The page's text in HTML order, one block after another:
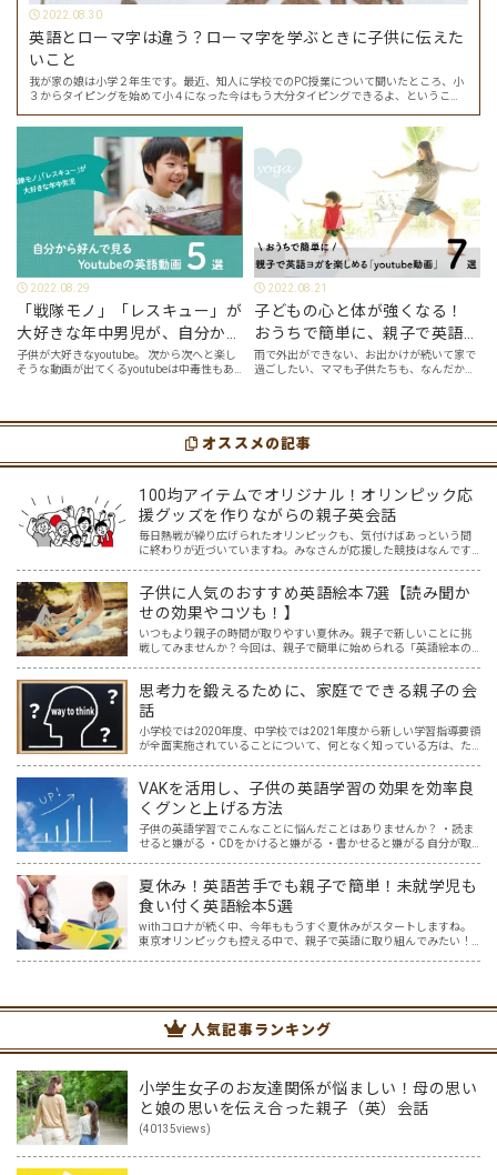
2022.08.30
英語とローマ字は違う？ローマ字を学ぶときに子供に伝えた
いこと
我が家の娘は小学２年生です。最近、知人に学校でのPC授業について聞いたところ、小
３からタイピングを始めて小４になった今はもう大分タイピングできるよ、ということ
で…
2022.08.29
「戦隊モノ」「レスキュー」が
大好きな年中男児が、自分から
好んで見るyoutube英語動画５
選
子供が大好きなyoutube。 次から次へと楽し
そうな動画が出てくるyoutubeは中毒性もあ
youtubeやゲーム、アプリだ…
2022.08.21
子どもの心と体が強くなる！
おうちで簡単に、親子で英語ヨ
ガを楽しめる「youtube動画」
７選
雨で外出ができない、お出かけが続いて家で
過ごしたい、ママも子供たちも、なんだか疲
スメの「youtube動画」を紹介します…
オススメの記事
100均アイテムでオリジナル！オリンピック応
援グッズを作りながらの親子英会話
毎日熱戦が繰り広げられたオリンピックも、気付けばあっという間
に終わりが近づいていますね。みなさんが応援した競技はなんです
子供に人気のおすすめ英語絵本7選【読み聞か
せの効果やコツも！】
いつもより親子の時間が取りやすい夏休み。親子で新しいことに挑
戦してみませんか？今回は、親子で簡単に始められる「英語絵本の
思考力を鍛えるために、家庭でできる親子の会
話
小学校では2020年度、中学校では2021年度から新しい学習指導要領
が全面実施されていることについて、何となく知っている方は、た
VAKを活用し、子供の英語学習の効果を効率良
くグンと上げる方法
子供の英語学習でこんなことに悩んだことはありませんか？ ・読ま
せると嫌がる ・CDをかけると嫌がる ・書かせると嫌がる 自分が取
夏休み！英語苦手でも親子で簡単！未就学児も
食い付く英語絵本5選
withコロナが続く中、今年ももうすぐ夏休みがスタートしますね。
東京オリンピックも控える中で、親子で英語に取り組んでみたい！
人気記事ランキング
小学生女子のお友達関係が悩ましい！母の思い
と娘の思いを伝え合った親子（英）会話
(40135views)